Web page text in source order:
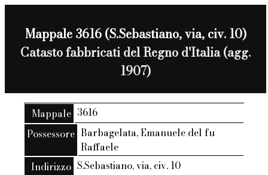
Mappale 3616 (S.Sebastiano, via, civ. 10)
Catasto fabbricati del Regno d'Italia (agg.
1907)
Mappale 3616
Possessore Barbagelata, Emanuele del fu
Raffaele
Indirizzo S.Sebastiano, via, civ. 10